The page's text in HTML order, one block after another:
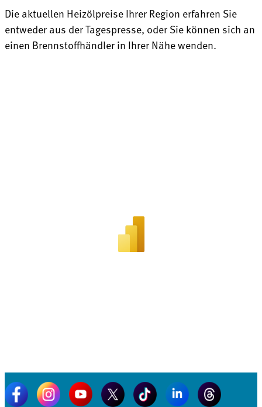
Die aktuellen Heizölpreise Ihrer Region erfahren Sie
entweder aus der Tagespresse, oder Sie können sich an
einen Brennstoffhändler in Ihrer Nähe wenden.